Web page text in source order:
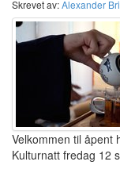
Skrevet av:Alexander
Velkommen til åpent
Kulturnatt fredag 12